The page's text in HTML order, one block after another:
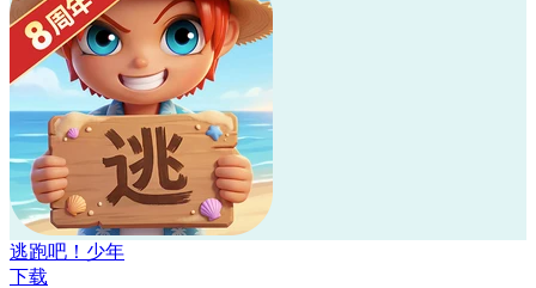
逃跑吧！少年
下载